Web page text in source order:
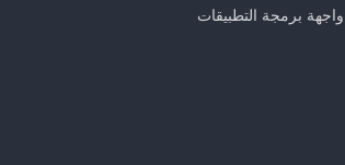
واجهة برمجة التطبيقات